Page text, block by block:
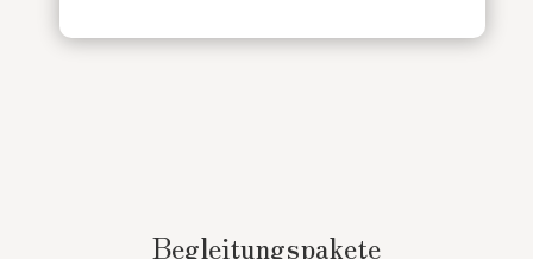
Begleitungspakete